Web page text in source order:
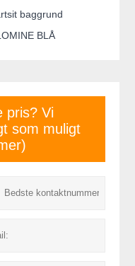
baggrund
BLÅ
pris? Vi
som muligt